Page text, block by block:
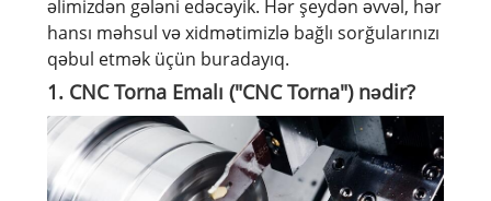
əlimizdən gələni edəcəyik. Hər şeydən əvvəl, hər
hansı məhsul və xidmətimizlə bağlı sorğularınızı
qəbul etmək üçün buradayıq.
1. CNC Torna Emalı ("CNC Torna") nədir?